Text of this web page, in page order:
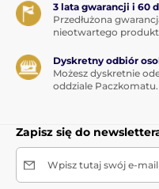
3 lata gwarancji i 60
Przedłużona
nieotwartego
Dyskretny odbiór
Możesz dyskretnie
oddziale Paczkomatu.
Zapisz się do
Wpisz tutaj swój e-mail